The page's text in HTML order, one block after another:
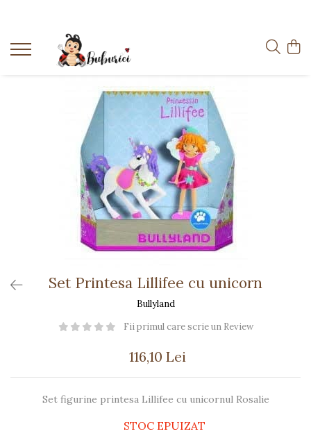
Categorii
Diverse
2-4 Ani
5-7 Ani
Set Printesa Lillifee cu unicorn
Bullyland
Fii primul care scrie un Review
116,10 Lei
Set figurine printesa Lillifee cu unicornul Rosalie
STOC EPUIZAT